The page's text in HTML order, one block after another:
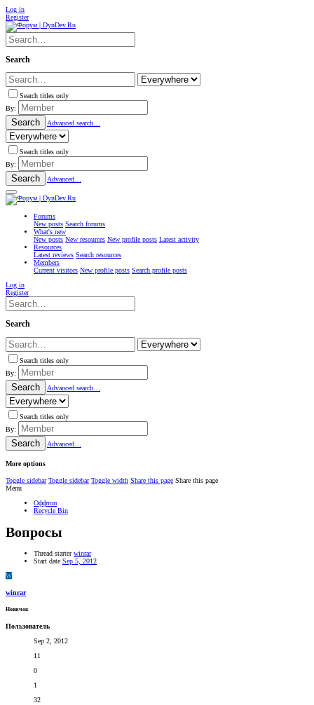
Log in
Register
Search
Search titles only
By:
Search Advanced search…
Search titles only
By:
Search Advanced…
Forums
New posts Search forums
What's new
New posts New resources New profile posts Latest activity
Resources
Latest reviews Search resources
Members
Current visitors New profile posts Search profile posts
Log in
Register
Search
Search titles only
By:
Search Advanced search…
Search titles only
By:
Search Advanced…
More options
Toggle sidebar Toggle sidebar Toggle width Share this page Share this page
Menu
Оффтоп
Recycle Bin
Вопросы
Thread starter winrar
Start date Sep 5, 2012
W
winrar
Новичок
Пользователь
Sep 2, 2012
11
0
1
32